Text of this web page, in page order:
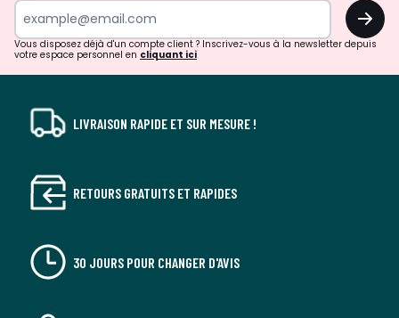
OK
Vous disposez déjà d'un compte client ? Inscrivez-vous à la newsletter depuis
votre espace personnel en cliquant ici
LIVRAISON RAPIDE ET SUR MESURE !
RETOURS GRATUITS ET RAPIDES
30 JOURS POUR CHANGER D'AVIS